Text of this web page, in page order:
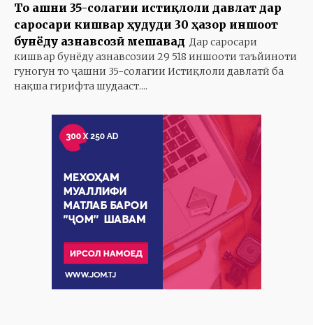
То ҷашни 35-солагии истиқлоли давлат дар
саросари кишвар ҳудуди 30 ҳазор иншоот
бунёду азнавсозӣ мешавад Дар саросари
кишвар бунёду азнавсозии 29 518 иншооти таъйиноти
гуногун то ҷашни 35-солагии Истиқлоли давлатӣ ба
нақша гирифта шудааст....